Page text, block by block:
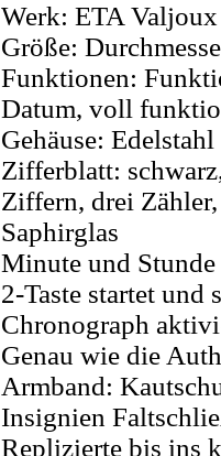
Werk: ETA
Größe:
Funktionen:
Datum, voll
Gehäuse: Edelstahl
Zifferblatt:
Ziffern, drei
Saphirglas
Minute und
2-Taste startet
Chronograph
Genau wie die
Armband:
Insignien
Replizierte bis ins